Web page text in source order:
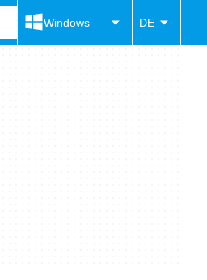
Windows DE